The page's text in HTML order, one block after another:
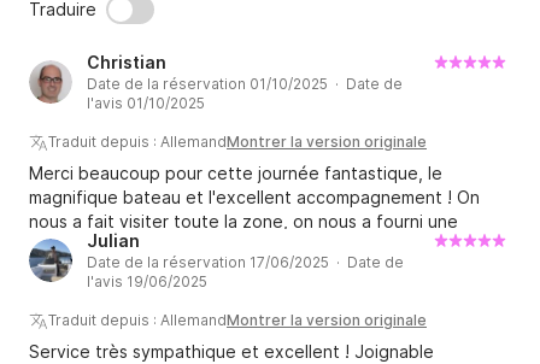
Traduire
Christian
Date de la réservation 01/10/2025 · Date de
l'avis 01/10/2025
Traduit depuis : AllemandMontrer la version originale
Merci beaucoup pour cette journée fantastique, le
magnifique bateau et l'excellent accompagnement ! On
nous a fait visiter toute la zone, on nous a fourni une
fontaine à eau, et la prise en charge s'est déroulée dans la
plus grande sérénité. On serait ravis de recommencer.
Julian
Date de la réservation 17/06/2025 · Date de
l'avis 19/06/2025
Traduit depuis : AllemandMontrer la version originale
Service très sympathique et excellent ! Joignable